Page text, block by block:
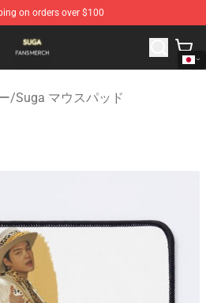
on orders over $100
Merchandise Store
/Suga マウスパッド